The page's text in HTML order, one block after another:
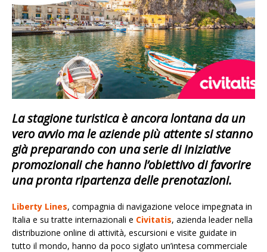
La stagione turistica è ancora lontana da un
vero avvio ma le aziende più attente si stanno
già preparando con una serie di iniziative
promozionali che hanno l’obiettivo di favorire
una pronta ripartenza delle prenotazioni.
Liberty Lines, compagnia di navigazione veloce impegnata in
Italia e su tratte internazionali e Civitatis, azienda leader nella
distribuzione online di attività, escursioni e visite guidate in
tutto il mondo, hanno da poco siglato un’intesa commerciale